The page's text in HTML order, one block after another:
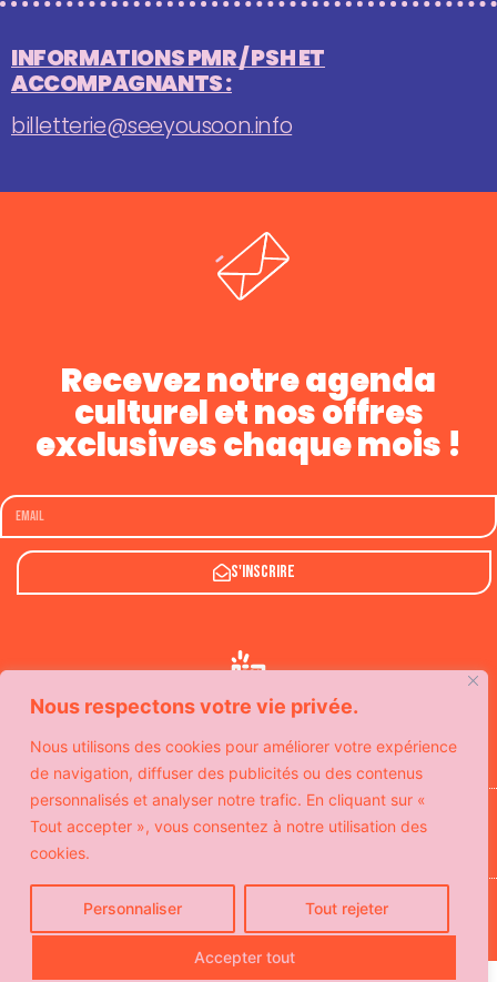
Nous respectons votre vie privée.
Nous utilisons des cookies pour améliorer votre expérience
de navigation, diffuser des publicités ou des contenus
personnalisés et analyser notre trafic. En cliquant sur «
Tout accepter », vous consentez à notre utilisation des
cookies.
Personnaliser Tout rejeter
Accepter tout
INFORMATIONS PMR / PSH ET
ACCOMPAGNANTS :
billetterie@seeyousoon.info
Recevez notre agenda
culturel et nos offres
exclusives chaque mois !
S'inscrire
Avec le soutien de
Politique de confidentialité